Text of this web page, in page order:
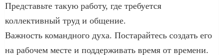
Представьте такую работу, где требуется
коллективный труд и общение.
Важность командного духа. Постарайтесь создать его
на рабочем месте и поддерживать время от времени.